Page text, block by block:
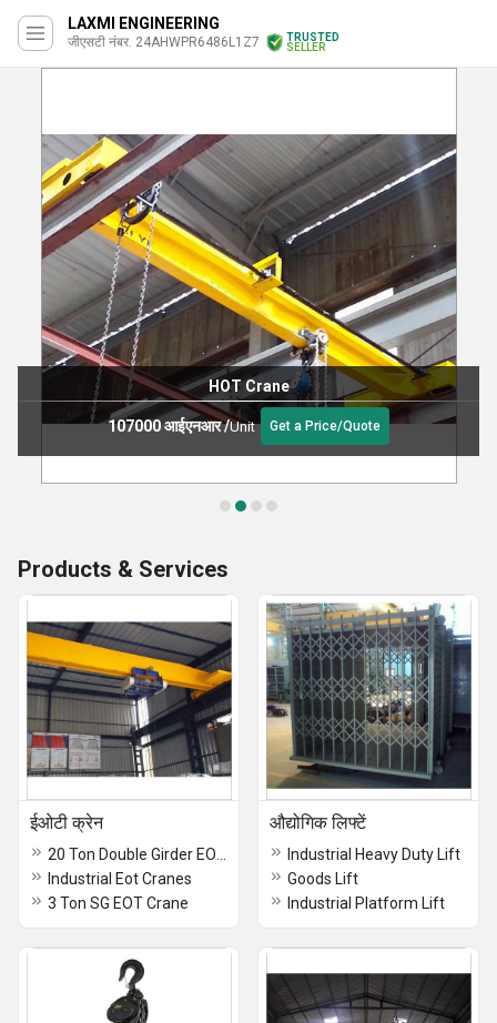
LAXMI ENGINEERING
जीएसटी नंबर. 24AHWPR6486L1Z7
TRUSTED
SELLER
HOT Crane
107000 आईएनआर/Unit Get a Price/Quote
Products & Services
ईओटी क्रेन
Industrial Eot Cranes
3 Ton SG EOT Crane
औद्योगिक लिफ्टें
Industrial Heavy Duty Lift
Goods Lift
Industrial Platform Lift